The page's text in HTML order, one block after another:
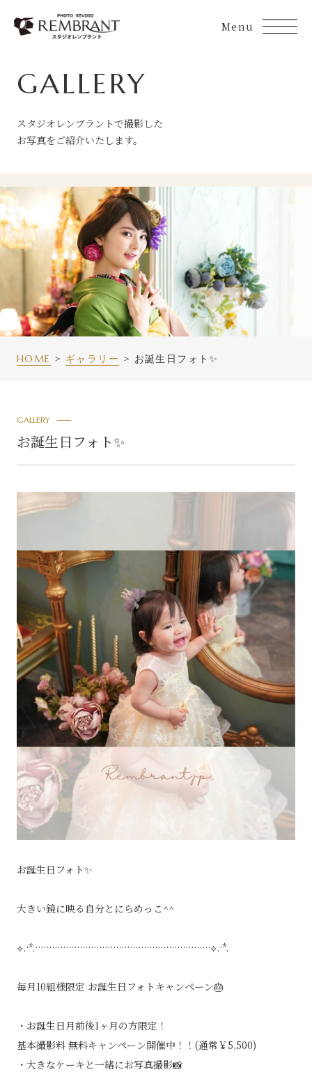
GALLERY
スタジオレンブラントで撮影した
お写真をご紹介いたします。
HOME ギャラリー お誕生日フォト✨
GALLERY
お誕生日フォト✨
お誕生日フォト✨
大きい鏡に映る自分とにらめっこ^^
⟡.·*.·······························································⟡.·*.
毎月10組様限定 お誕生日フォトキャンペーン🎂
・お誕生日月前後1ヶ月の方限定！
基本撮影料 無料キャンペーン開催中！！(通常￥5,500)
・大きなケーキと一緒にお写真撮影📸